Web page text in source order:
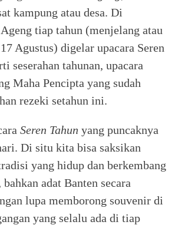
kampung atau desa. Di
tiap tahun (menjelang atau
Agustus) digelar upacara Seren
seserahan tahunan, upacara
Maha Pencipta yang sudah
rezeki setahun ini.
Seren Tahun yang puncaknya
Di situ kita bisa saksikan
yang hidup dan berkembang
adat Banten secara
lupa memborong souvenir di
yang selalu ada di tiap